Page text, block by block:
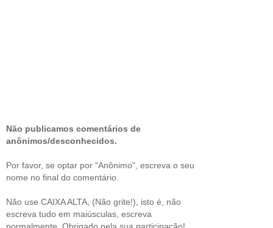
Não publicamos comentários de
anônimos/desconhecidos.
Por favor, se optar por "Anônimo", escreva o seu
nome no final do comentário.
Não use CAIXA ALTA, (Não grite!), isto é, não
escreva tudo em maiúsculas, escreva